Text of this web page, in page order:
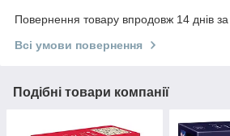
Повернення товару впродовж 14 днів
Всі умови повернення
Подібні товари компанії